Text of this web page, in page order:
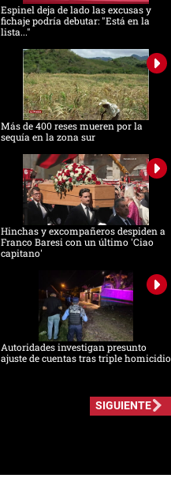
Espinel deja de lado las excusas y
fichaje podría debutar: "Está en la
lista..."
Más de 400 reses mueren por la
sequía en la zona sur
Hinchas y excompañeros despiden a
Franco Baresi con un último 'Ciao
capitano'
Autoridades investigan presunto
ajuste de cuentas tras triple homicidio
SIGUIENTE